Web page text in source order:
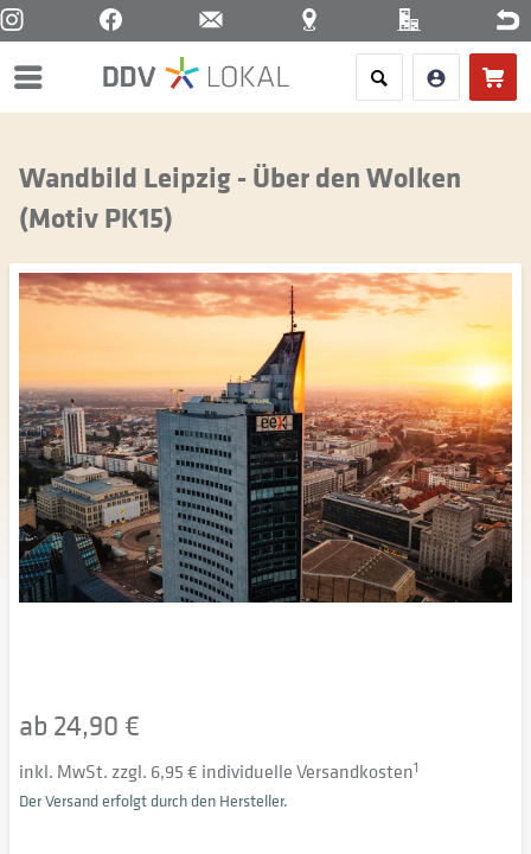
Menü
Wandbild Leipzig - Über den Wolken
(Motiv PK15)
ab 24,90 €
inkl. MwSt. zzgl. 6,95 € individuelle Versandkosten1
Der Versand erfolgt durch den Hersteller.